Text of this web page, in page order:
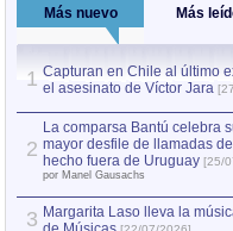
Más nuevo Más
1 Capturan en Chile al último
el asesinato de Víctor Jara
2
La comparsa Bantú celebra
mayor desfile de llamadas
hecho fuera de Uruguay [25/
por Manel Gausachs
3 Margarita Laso lleva la